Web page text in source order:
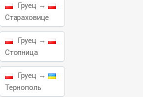
Груец →
Стараховице
Груец →
Стопница
Груец →
Тернополь